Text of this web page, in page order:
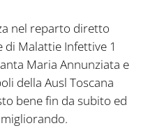
nel reparto diretto
di Malattie Infettive 1
Maria Annunziata e
della Ausl Toscana
bene fin da subito ed